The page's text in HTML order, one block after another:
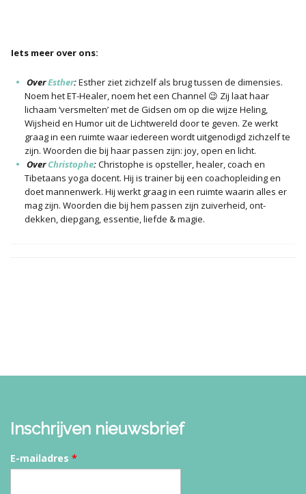
Iets meer over ons:
OverEsther:Esther ziet zichzelf als brug tussen de dimensies.
Noem het ET-Healer, noem het een Channel 😉 Zij laat haar
lichaam ‘versmelten’ met de Gidsen om op die wijze Heling,
Wijsheid en Humor uit de Lichtwereld door te geven. Ze werkt
graag in een ruimte waar iedereen wordt uitgenodigd zichzelf te
zijn. Woorden die bij haar passen zijn: joy, open en licht.
OverChristophe:Christophe is opsteller, healer, coach en
Tibetaans yoga docent. Hij is trainer bij een coachopleiding en
doet mannenwerk. Hij werkt graag in een ruimte waarin alles er
mag zijn. Woorden die bij hem passen zijn zuiverheid, ont-
dekken, diepgang, essentie, liefde & magie.
Inschrijven nieuwsbrief
E-mailadres *